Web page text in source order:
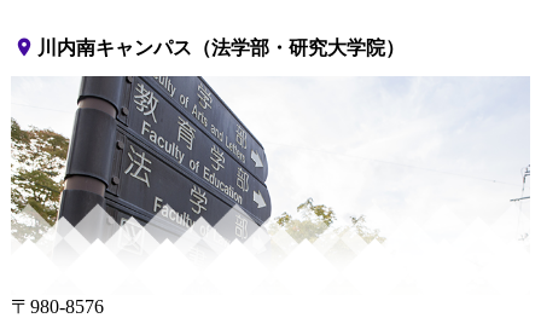
place 川内南キャンパス（法学部・研究大学院）
〒980-8576